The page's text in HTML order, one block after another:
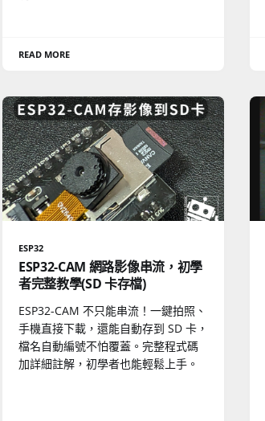
READ MORE
ESP32
ESP32-CAM 網路影像串流，初學
者完整教學(SD 卡存檔)
ESP32-CAM 不只能串流！一鍵拍照、
手機直接下載，還能自動存到 SD 卡，
檔名自動編號不怕覆蓋。完整程式碼
加詳細註解，初學者也能輕鬆上手。